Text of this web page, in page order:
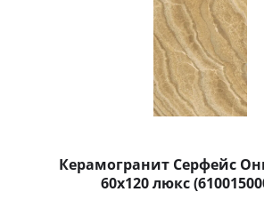
Керамогранит Серфейс
60x120 люкс